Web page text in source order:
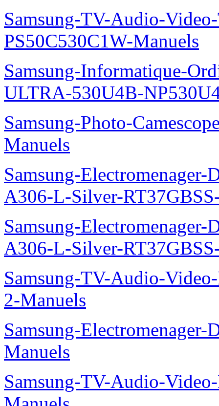
Samsung-TV-Audio-
PS50C530C1W-Manuels
Samsung-Informatique-
ULTRA-530U4B-
Samsung-Photo-
Manuels
Samsung-
A306-L-Silver-
Samsung-
A306-L-Silver-
Samsung-TV-Audio-
2-Manuels
Samsung-Electromenager-
Manuels
Samsung-TV-Audio-